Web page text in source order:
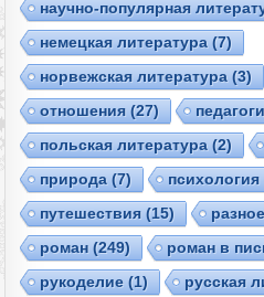
научно-популярная
немецкая литература (7)
норвежская литература (3)
отношения (27)
польская литература (2)
природа (7) психология
путешествия (15) разное
роман (249) роман в
рукоделие (1) русская